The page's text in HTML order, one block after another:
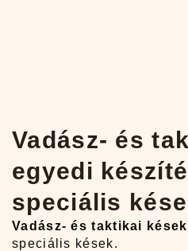
Vadász- és
egyedi
speciális
Vadász- és taktikai kések
speciális kések.